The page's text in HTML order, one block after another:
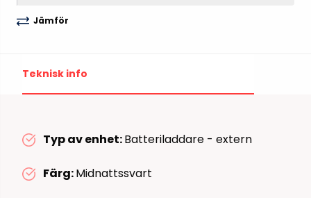
Jämför
Teknisk info
Typ av enhet:Batteriladdare - extern
Färg:Midnattssvart